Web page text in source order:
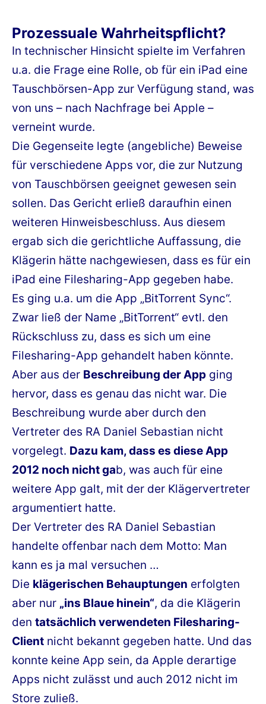
Prozessuale Wahrheitspflicht?
In technischer Hinsicht spielte im Verfahren
u.a. die Frage eine Rolle, ob für ein iPad eine
Tauschbörsen-App zur Verfügung stand, was
von uns – nach Nachfrage bei Apple –
verneint wurde.
Die Gegenseite legte (angebliche) Beweise
für verschiedene Apps vor, die zur Nutzung
von Tauschbörsen geeignet gewesen sein
sollen. Das Gericht erließ daraufhin einen
weiteren Hinweisbeschluss. Aus diesem
ergab sich die gerichtliche Auffassung, die
Klägerin hätte nachgewiesen, dass es für ein
iPad eine Filesharing-App gegeben habe.
Es ging u.a. um die App „BitTorrent Sync“.
Zwar ließ der Name „BitTorrent“ evtl. den
Rückschluss zu, dass es sich um eine
Filesharing-App gehandelt haben könnte.
Aber aus der Beschreibung der App ging
hervor, dass es genau das nicht war. Die
Beschreibung wurde aber durch den
Vertreter des RA Daniel Sebastian nicht
vorgelegt. Dazu kam, dass es diese App
2012 noch nicht gab, was auch für eine
weitere App galt, mit der der Klägervertreter
argumentiert hatte.
Der Vertreter des RA Daniel Sebastian
handelte offenbar nach dem Motto: Man
kann es ja mal versuchen …
Die klägerischen Behauptungen erfolgten
aber nur „ins Blaue hinein“, da die Klägerin
den tatsächlich verwendeten Filesharing-
Client nicht bekannt gegeben hatte. Und das
konnte keine App sein, da Apple derartige
Apps nicht zulässt und auch 2012 nicht im
Store zuließ.